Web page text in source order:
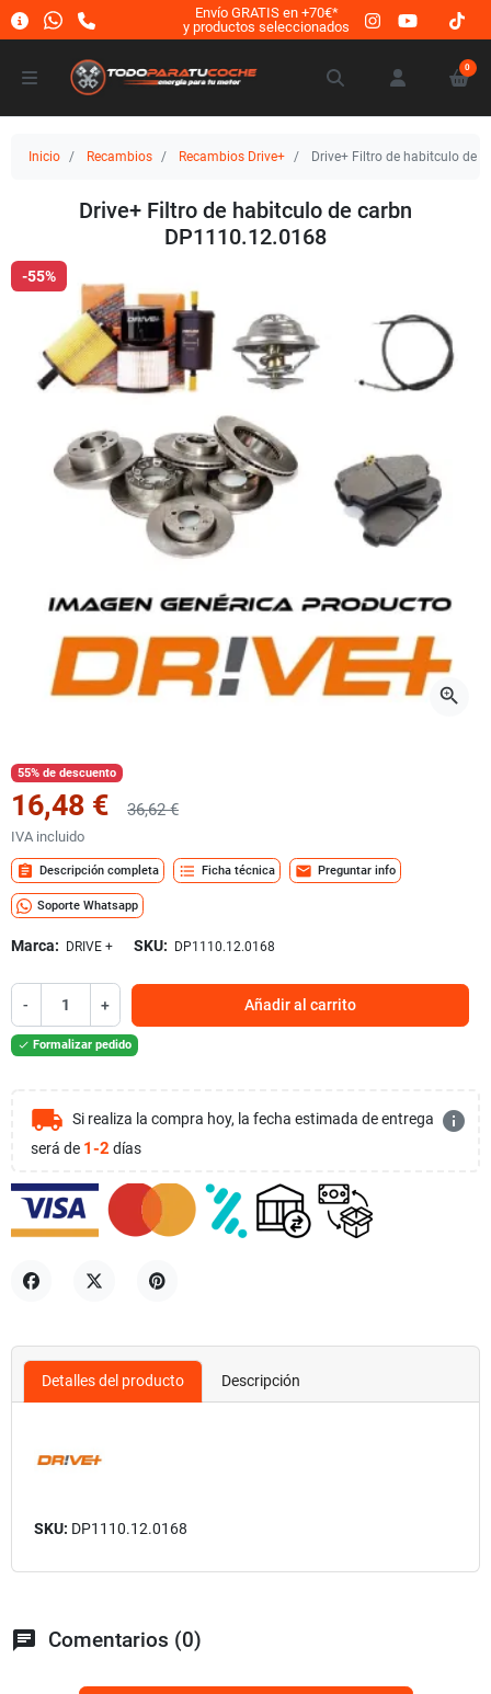
Envío GRATIS en +70€*
y productos seleccionados
0
Inicio Recambios Recambios Drive+ Drive+ Filtro de habitculo de
Drive+ Filtro de habitculo de carbn
DP1110.12.0168
-55%
zoom_in
55% de descuento
16,48 € 36,62 €
IVA incluido
assignment Descripción completa format_list_bulleted Ficha técnica mail Preguntar info
Soporte Whatsapp
Marca: DRIVE + SKU: DP1110.12.0168
- + Añadir al carrito
 Formalizar pedido
local_shipping Si realiza la compra hoy, la fecha estimada de entrega
será de 1-2 días
info
Detalles del producto Descripción
SKU: DP1110.12.0168
chat Comentarios (0)